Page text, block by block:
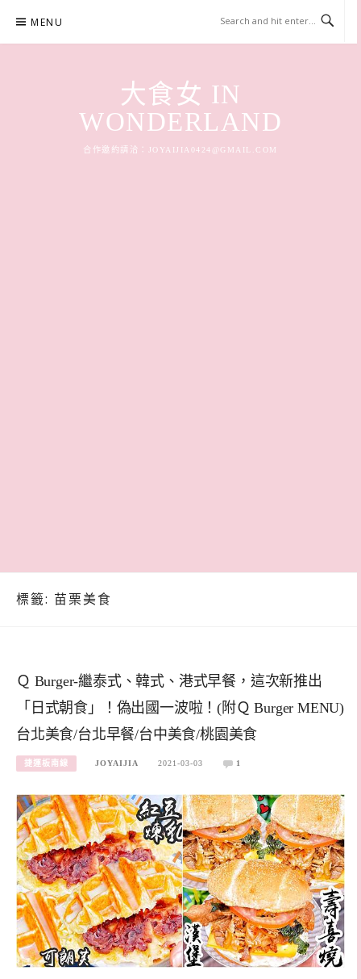
content
MENU
大食女 IN
WONDERLAND
合作邀約請洽： JOYAIJIA0424@GMAIL.COM
標籤: 苗栗美食
Ｑ Burger-繼泰式、韓式、港式早餐，這次新推出
「日式朝食」！偽出國一波啦！(附Ｑ Burger MENU)
台北美食/台北早餐/台中美食/桃園美食
捷運板南線 JOYAIJIA 2021-03-03 1